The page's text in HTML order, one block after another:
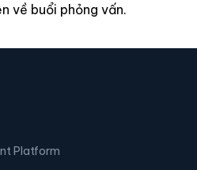
về buổi phỏng vấn.
Platform